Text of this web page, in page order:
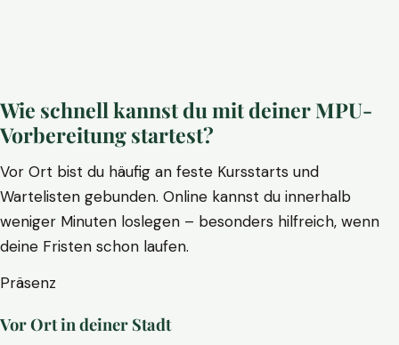
Wie schnell kannst du mit deiner MPU-
Vorbereitung startest?
Vor Ort bist du häufig an feste Kursstarts und
Wartelisten gebunden. Online kannst du innerhalb
weniger Minuten loslegen – besonders hilfreich, wenn
deine Fristen schon laufen.
Präsenz
Vor Ort in deiner Stadt